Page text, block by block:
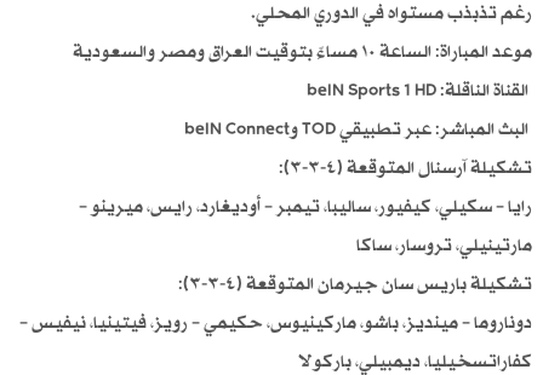
رغم تذبذب مستواه في الدوري المحلي.
موعد المباراة: الساعة ١٠ مساءً بتوقيت العراق ومصر والسعودية
القناة الناقلة: beIN Sports 1 HD
البث المباشر: عبر تطبيقي TOD وbeIN Connect
تشكيلة آرسنال المتوقعة (٤-٣-٣):
رايا – سكيلي، كيفيور، ساليبا، تيمبر – أوديغارد، رايس، ميرينو –
مارتينيلي، تروسار، ساكا
تشكيلة باريس سان جيرمان المتوقعة (٤-٣-٣):
دوناروما – مينديز، باشو، ماركينيوس، حكيمي – رويز، فيتينيا، نيفيس –
كفاراتسخيليا، ديمبيلي، باركولا